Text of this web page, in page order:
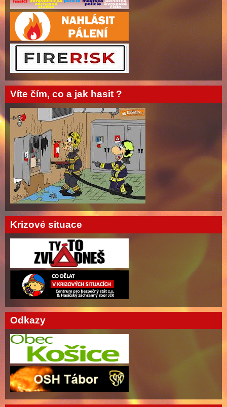
Víte čím, co a jak hasit ?
Krizové situace
Odkazy